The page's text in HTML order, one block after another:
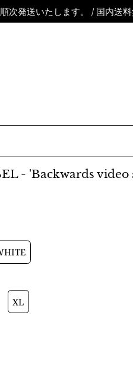
次発送いたします。 / 国内
- 'Backwards video
XL